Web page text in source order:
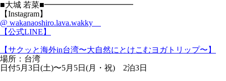
■大城 若菜■━━━━━━━━━━━
【Instagram】
@ wakanaoshiro.lava.wakky
【公式LINE】
【サクッと海外in台湾〜大自然にとけこむヨガトリップ〜】
場所：台湾
日付5月3日(土)〜5月5日(月・祝) 2泊3日